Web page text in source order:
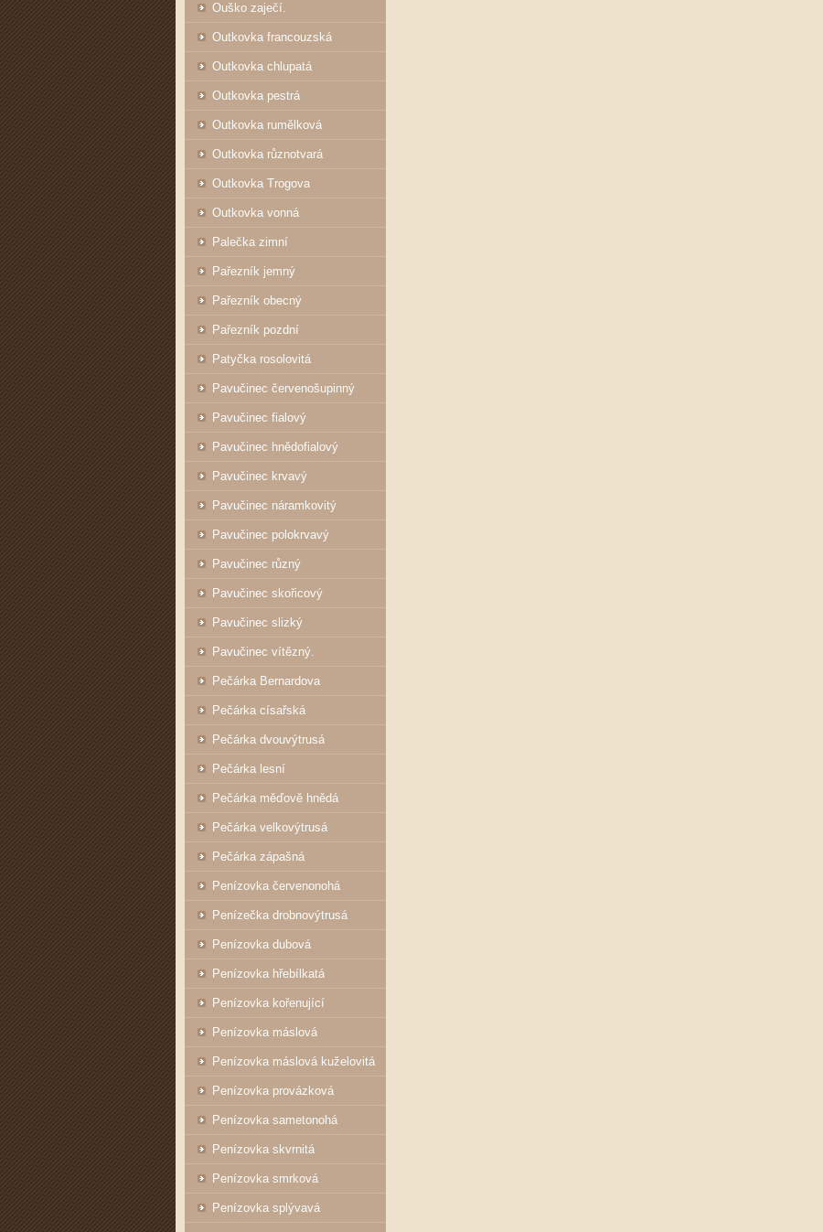
Ouško zaječí.
Outkovka francouzská
Outkovka chlupatá
Outkovka pestrá
Outkovka rumělková
Outkovka různotvará
Outkovka Trogova
Outkovka vonná
Palečka zimní
Pařezník jemný
Pařezník obecný
Pařezník pozdní
Patyčka rosolovitá
Pavučinec červenošupinný
Pavučinec fialový
Pavučinec hnědofialový
Pavučinec krvavý
Pavučinec náramkovitý
Pavučinec polokrvavý
Pavučinec různý
Pavučinec skořicový
Pavučinec slizký
Pavučinec vítězný.
Pečárka Bernardova
Pečárka císařská
Pečárka dvouvýtrusá
Pečárka lesní
Pečárka měďově hnědá
Pečárka velkovýtrusá
Pečárka zápašná
Penízovka červenonohá
Penízečka drobnovýtrusá
Penízovka dubová
Penízovka hřebílkatá
Penízovka kořenující
Penízovka máslová
Penízovka máslová kuželovitá
Penízovka provázková
Penízovka sametonohá
Penízovka skvrnitá
Penízovka smrková
Penízovka splývavá